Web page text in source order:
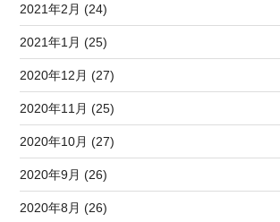
2021年2月 (24)
2021年1月 (25)
2020年12月 (27)
2020年11月 (25)
2020年10月 (27)
2020年9月 (26)
2020年8月 (26)